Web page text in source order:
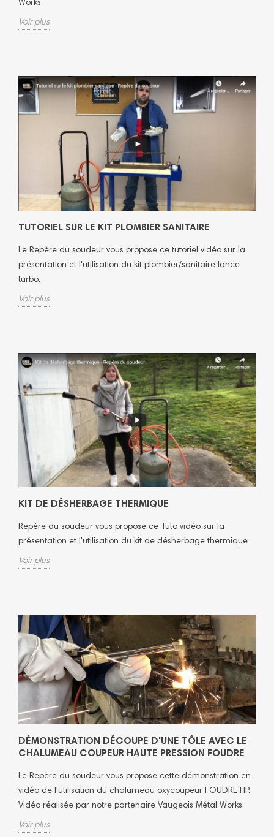
Works.
Voir plus
TUTORIEL SUR LE KIT PLOMBIER SANITAIRE
Le Repère du soudeur vous propose ce tutoriel vidéo sur la
présentation et l'utilisation du kit plombier/sanitaire lance
turbo.
Voir plus
KIT DE DÉSHERBAGE THERMIQUE
Repère du soudeur vous propose ce Tuto vidéo sur la
présentation et l'utilisation du kit de désherbage thermique.
Voir plus
DÉMONSTRATION DÉCOUPE D'UNE TÔLE AVEC LE
CHALUMEAU COUPEUR HAUTE PRESSION FOUDRE
Le Repère du soudeur vous propose cette démonstration en
vidéo de l'utilisation du chalumeau oxycoupeur FOUDRE HP.
Vidéo réalisée par notre partenaire Vaugeois Métal Works.
Voir plus